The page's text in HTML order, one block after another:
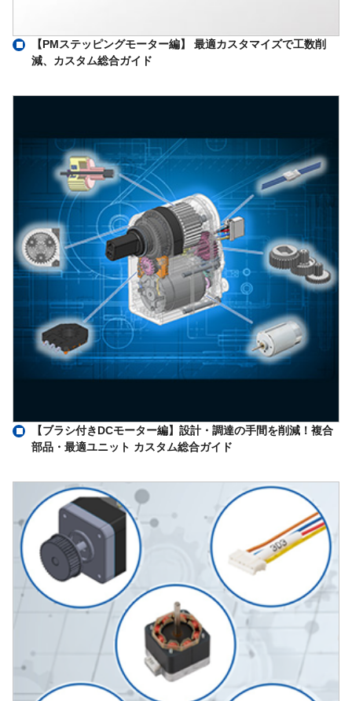
【PMステッピングモーター編】 最適カスタマイズで工数削
減、カスタム総合ガイド
【ブラシ付きDCモーター編】設計・調達の手間を削減！複合
部品・最適ユニット カスタム総合ガイド